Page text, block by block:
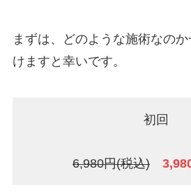
まずは、どのような施術なの
けますと幸いです。
初回
6,980円(税込)